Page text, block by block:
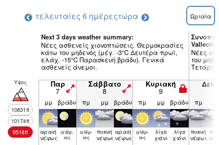
τελευταίες 6 ημέρεςτώρα Ωριαία
Next 3 days weather summary:
Νέες ασθενείς χιονοπτώσεις. Θερμοκρασίες
κάτω του μηδενός (μέγ. -3°C Δευτέρα πρωϊ,
ελάχ. -15°C Παρασκευή βράδυ). Γενικά
ασθενείς άνεμοι.
Νέες
του
Υψος
10831ft
10174ft
9518ft
Παρ
7
Σάββατο
8
Κυριακή
9
μμ βράδυ πμ μμ βράδυ πμ μμ βράδυ πμ
αραιή
νέφωση
αίθρ­
ιος
αίθρ­
ιος
πυκνή
νέφωση
αραιή
νέφωση
αίθρ­
ιος
λίγο
χιόνι
λίγο
χιόνι
πυκνή
νέφωση